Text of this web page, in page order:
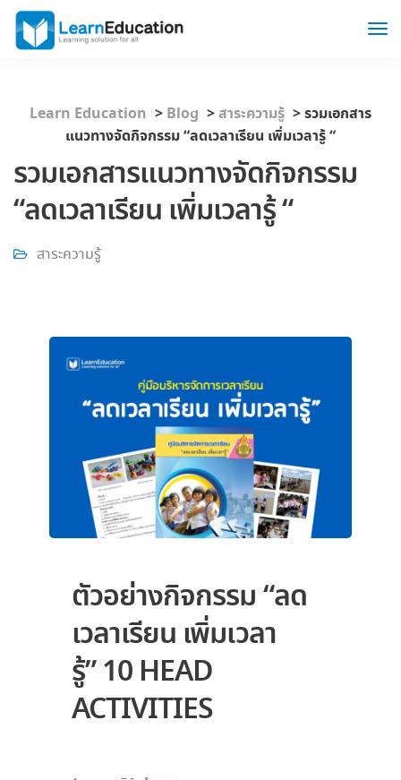
Learn Education > Blog >สาระความรู้ >รวมเอกสาร
แนวทางจัดกิจกรรม “ลดเวลาเรียน เพิ่มเวลารู้ “
รวมเอกสารแนวทางจัดกิจกรรม
“ลดเวลาเรียน เพิ่มเวลารู้ “
สาระความรู้
ตัวอย่างกิจกรรม “ลด
เวลาเรียน เพิ่มเวลา
รู้” 10 HEAD
ACTIVITIES